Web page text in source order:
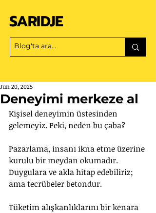
SARIDJE
Deneyimi merkeze al
Jun 20, 2025
Kişisel deneyimin üstesinden
gelemeyiz. Peki, neden bu çaba?
Pazarlama, insanı ikna etme üzerine
kurulu bir meydan okumadır.
Duygulara ve akla hitap edebiliriz;
ama tecrübeler betondur.
Tüketim alışkanlıklarını bir kenara